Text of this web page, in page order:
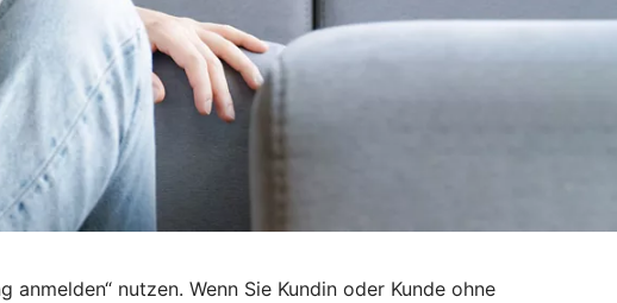
nutzen. Wenn Sie Kundin oder Kunde ohne